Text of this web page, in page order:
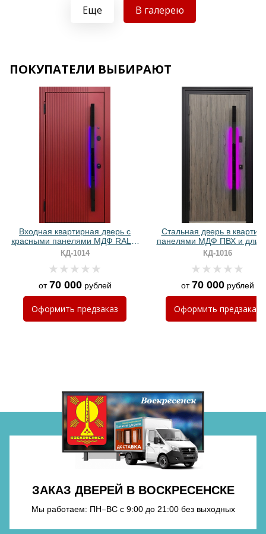
Хочу такую
Хочу такую
Хочу такую
Хочу такую
Хочу такую
Хочу такую
Еще В галерею
ПОКУПАТЕЛИ ВЫБИРАЮТ
Входная квартирная дверь с
красными панелями МДФ RAL и
бугельной ручкой с подсветкой
КД-1014
от70 000рублей
Оформить предзаказ
Стальная дверь в
панелями МДФ ПВХ и
ручкой с RGB-
КД-1016
от70 000рублей
Оформить предзаказ
ЗАКАЗ ДВЕРЕЙ В ВОСКРЕСЕНСКЕ
Мы работаем: ПН–ВС с 9:00 до 21:00 без выходных